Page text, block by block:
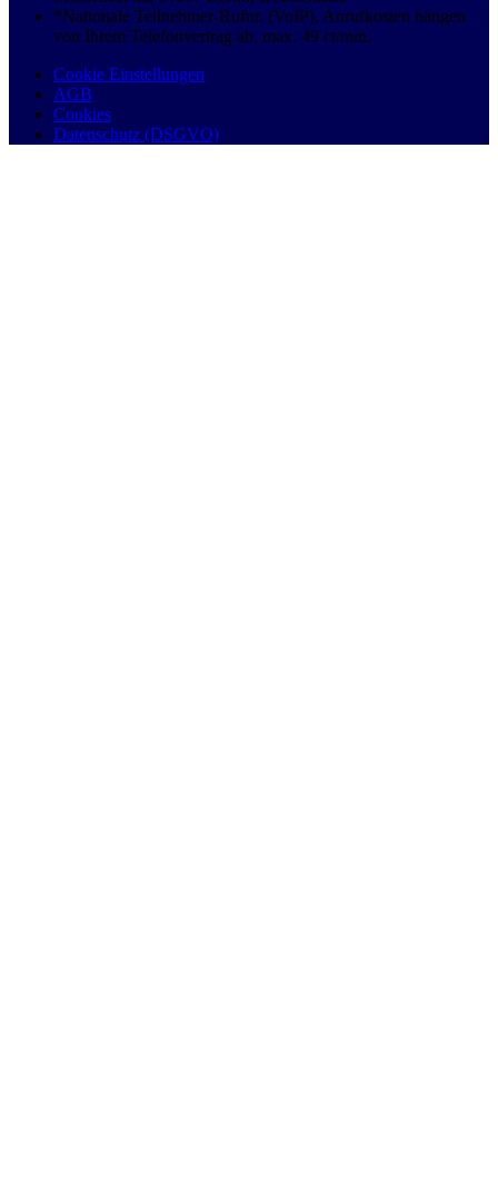
*Nationale Teilnehmer-Rufnr. (VoIP), Anrufkosten hängen
von Ihrem Telefonvertrag ab, max. 49 ct/min.
Cookie Einstellungen
AGB
Cookies
Datenschutz (DSGVO)